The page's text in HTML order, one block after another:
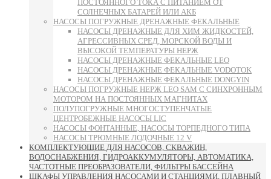
ПОСТОЯННОГО ТОКА С ПИТАНИЕМ ОТ
СОЛНЕЧНЫХ БАТАРЕЙ ИЛИ АКБ
НАСОСЫ ПОГРУЖНЫЕ ДРЕНАЖНЫЕ ФЕКАЛЬНЫЕ
НАСОСЫ ДРЕНАЖНЫЕ ДЛЯ ХИМ ЖИДКОСТЕЙ,
АГРЕССИВНЫХ СРЕД, МОРСКОЙ ВОДЫ И
ВЫСОКОЙ ТЕМПЕРАТУРЫ НЕРЖ
НАСОСЫ ДРЕНАЖНЫЕ ФЕКАЛЬНЫЕ LEO
НАСОСЫ ДРЕНАЖНЫЕ ФЕКАЛЬНЫЕ VODOTOK
НАСОСЫ ДРЕНАЖНЫЕ ФЕКАЛЬНЫЕ DONGYIN
НАСОСЫ ПОГРУЖНЫЕ НЕРЖ LEO SAM С СИНХРОННЫМ
МОТОРОМ НА ПОСТОЯННЫХ МАГНИТАХ
ПОЛУПОГРУЖНЫЕ МНОГОСТУПЕНЧАТЫЕ
ЦЕНТРОБЕЖНЫЕ НАСОСЫ LIC
НАСОСЫ ФОНТАННЫЕ, НАСОСЫ ТОРПЕДНОГО ТИПА
НАСОСЫ ТРЮМНЫЕ ЛОДОЧНЫЕ 12 V
КОМПЛЕКТУЮЩИЕ ДЛЯ НАСОСОВ, СКВАЖИН,
ВОДОСНАБЖЕНИЯ, ГИДРОАККУМУЛЯТОРЫ, АВТОМАТИКА,
ЧАСТОТНЫЕ ПРЕОБРАЗОВАТЕЛИ, ФИЛЬТРЫ БАССЕЙНА
ШКАФЫ УПРАВЛЕНИЯ НАСОСАМИ И СТАНЦИЯМИ, ПЛАВНЫЙ